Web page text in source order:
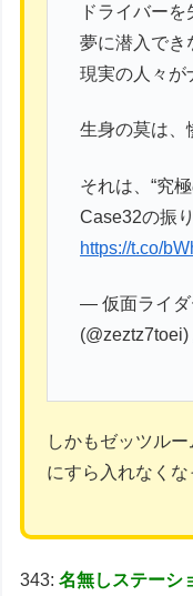
ドライバーを
夢に潜入でき
現実の人々が
生身の莫は、
それは、“究
Case32の振
https://t.co/
— 仮面ライダ
(@zeztz7toei)
しかもゼッツルー
にすら入れなくな
343:名無しステーシ